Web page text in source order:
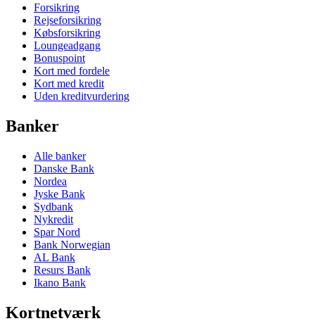
Forsikring
Rejseforsikring
Købsforsikring
Loungeadgang
Bonuspoint
Kort med fordele
Kort med kredit
Uden kreditvurdering
Banker
Alle banker
Danske Bank
Nordea
Jyske Bank
Sydbank
Nykredit
Spar Nord
Bank Norwegian
AL Bank
Resurs Bank
Ikano Bank
Kortnetværk